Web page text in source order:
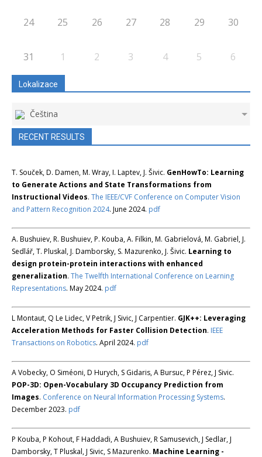
24 25 26 27 28 29 30
31 1 2 3 4 5 6
Lokalizace
Čeština
RECENT RESULTS
T. Souček, D. Damen, M. Wray, I. Laptev, J. Šivic. GenHowTo: Learning
to Generate Actions and State Transformations from
Instructional Videos. The IEEE/CVF Conference on Computer Vision
and Pattern Recognition 2024. June 2024. pdf
A. Bushuiev, R. Bushuiev, P. Kouba, A. Filkin, M. Gabrielová, M. Gabriel, J.
Sedlář, T. Pluskal, J. Damborsky, S. Mazurenko, J. Šivic. Learning to
design protein-protein interactions with enhanced
generalization. The Twelfth International Conference on Learning
Representations. May 2024. pdf
L Montaut, Q Le Lidec, V Petrik, J Sivic, J Carpentier. GJK++: Leveraging
Acceleration Methods for Faster Collision Detection. IEEE
Transactions on Robotics. April 2024. pdf
A Vobecky, O Siméoni, D Hurych, S Gidaris, A Bursuc, P Pérez, J Sivic.
POP-3D: Open-Vocabulary 3D Occupancy Prediction from
Images. Conference on Neural Information Processing Systems.
December 2023. pdf
P Kouba, P Kohout, F Haddadi, A Bushuiev, R Samusevich, J Sedlar, J
Damborsky, T Pluskal, J Sivic, S Mazurenko. Machine Learning -